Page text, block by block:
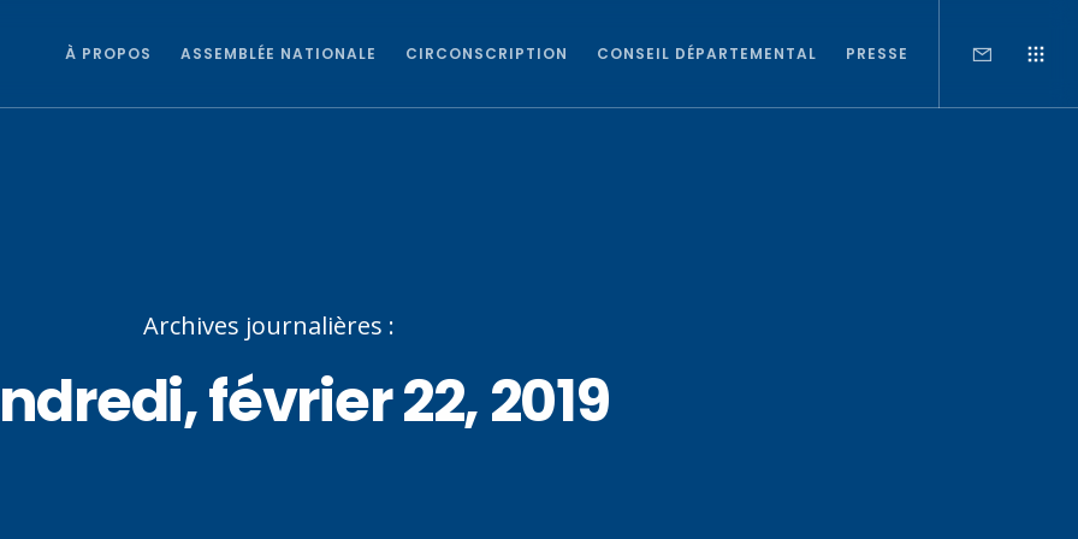
À PROPOS ASSEMBLÉE NATIONALE CIRCONSCRIPTION CONSEIL DÉPARTEMENTAL PRESSE
Archives journalières :
février 22, 2019